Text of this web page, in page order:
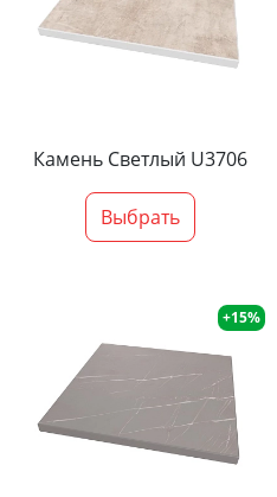
Камень Светлый U3706
Выбрать
+15%